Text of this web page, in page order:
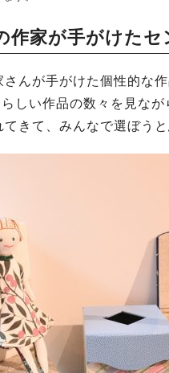
家が手がけたセ
んが手がけた個性的な
しい作品の数々を見な
きて、みんなで選ぼうと